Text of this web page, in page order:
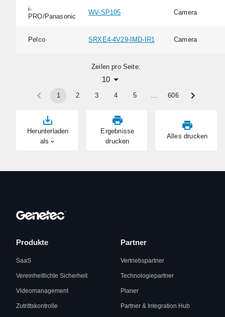
Herunterladen
als
Ergebnisse
drucken
Alles drucken
i-
PRO/Panasonic
WV-SP105 Camera
Pelco SRXE4-4V29-IMD-IR1 Camera
Zeilen pro Seite:
10
1 2 3 4 5 … 606
Produkte
SaaS
Vereinheitlichte Sicherheit
Videomanagement
Zutrittskontrolle
Partner
Vertriebspartner
Technologiepartner
Planer
Partner & Integration Hub